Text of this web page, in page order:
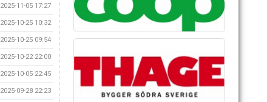
2025-11-05 17:27
2025-10-25 10:32
2025-10-25 09:54
2025-10-22 22:00
2025-10-05 22:45
2025-09-28 22:23